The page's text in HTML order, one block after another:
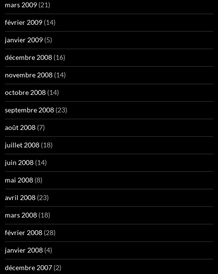
mars 2009 (21)
février 2009 (14)
janvier 2009 (5)
décembre 2008 (16)
novembre 2008 (14)
octobre 2008 (14)
septembre 2008 (23)
août 2008 (7)
juillet 2008 (18)
juin 2008 (14)
mai 2008 (8)
avril 2008 (23)
mars 2008 (18)
février 2008 (28)
janvier 2008 (4)
décembre 2007 (2)